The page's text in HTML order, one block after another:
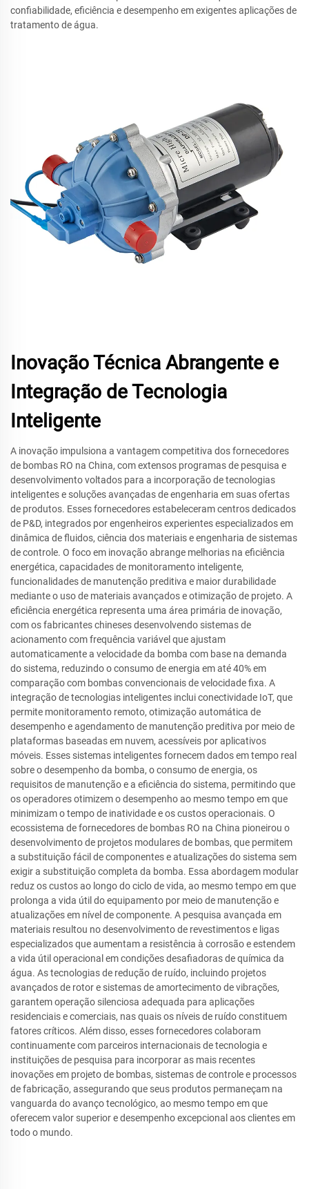
confiabilidade, eficiência e desempenho em exigentes aplicações de
tratamento de água.
Inovação Técnica Abrangente e
Integração de Tecnologia
Inteligente
A inovação impulsiona a vantagem competitiva dos fornecedores
de bombas RO na China, com extensos programas de pesquisa e
desenvolvimento voltados para a incorporação de tecnologias
inteligentes e soluções avançadas de engenharia em suas ofertas
de produtos. Esses fornecedores estabeleceram centros dedicados
de P&D, integrados por engenheiros experientes especializados em
dinâmica de fluidos, ciência dos materiais e engenharia de sistemas
de controle. O foco em inovação abrange melhorias na eficiência
energética, capacidades de monitoramento inteligente,
funcionalidades de manutenção preditiva e maior durabilidade
mediante o uso de materiais avançados e otimização de projeto. A
eficiência energética representa uma área primária de inovação,
com os fabricantes chineses desenvolvendo sistemas de
acionamento com frequência variável que ajustam
automaticamente a velocidade da bomba com base na demanda
do sistema, reduzindo o consumo de energia em até 40% em
comparação com bombas convencionais de velocidade fixa. A
integração de tecnologias inteligentes inclui conectividade IoT, que
permite monitoramento remoto, otimização automática de
desempenho e agendamento de manutenção preditiva por meio de
plataformas baseadas em nuvem, acessíveis por aplicativos
móveis. Esses sistemas inteligentes fornecem dados em tempo real
sobre o desempenho da bomba, o consumo de energia, os
requisitos de manutenção e a eficiência do sistema, permitindo que
os operadores otimizem o desempenho ao mesmo tempo em que
minimizam o tempo de inatividade e os custos operacionais. O
ecossistema de fornecedores de bombas RO na China pioneirou o
desenvolvimento de projetos modulares de bombas, que permitem
a substituição fácil de componentes e atualizações do sistema sem
exigir a substituição completa da bomba. Essa abordagem modular
reduz os custos ao longo do ciclo de vida, ao mesmo tempo em que
prolonga a vida útil do equipamento por meio de manutenção e
atualizações em nível de componente. A pesquisa avançada em
materiais resultou no desenvolvimento de revestimentos e ligas
especializados que aumentam a resistência à corrosão e estendem
a vida útil operacional em condições desafiadoras de química da
água. As tecnologias de redução de ruído, incluindo projetos
avançados de rotor e sistemas de amortecimento de vibrações,
garantem operação silenciosa adequada para aplicações
residenciais e comerciais, nas quais os níveis de ruído constituem
fatores críticos. Além disso, esses fornecedores colaboram
continuamente com parceiros internacionais de tecnologia e
instituições de pesquisa para incorporar as mais recentes
inovações em projeto de bombas, sistemas de controle e processos
de fabricação, assegurando que seus produtos permaneçam na
vanguarda do avanço tecnológico, ao mesmo tempo em que
oferecem valor superior e desempenho excepcional aos clientes em
todo o mundo.